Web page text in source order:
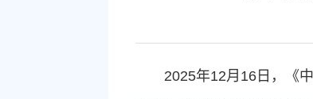
2025年12月16日，《